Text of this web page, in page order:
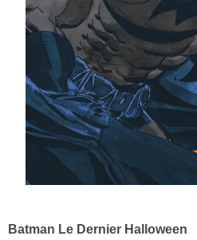
Batman Le Dernier Halloween